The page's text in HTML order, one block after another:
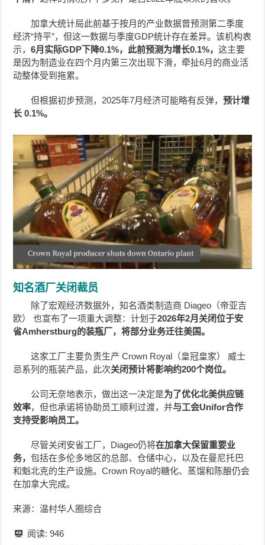
加拿大统计局此前基于按月的产业数据曾预测第二季度
经济“持平”，但这一数据与季度GDP统计存在差异。该机构表
示，6月实际GDP下降0.1%，此前预测为增长0.1%，这主要
是因为制造业在四个月内第三次出现下滑，牵扯6月的商业活
动整体受到拖累。
但根据初步预测，2025年7月经济可能略有反弹，预计增
长 0.1%。
知名酒厂关闭裁员
除了宏观经济数据外，知名酒类制造商 Diageo（帝亚吉
欧） 也宣布了一项重大调整：计划于2026年2月关闭位于安
省Amherstburg的装瓶厂，将部分业务迁往美国。
这家工厂主要负责生产 Crown Royal（皇冠皇家） 威士
忌系列的瓶装产品，此次关闭预计将影响约200个岗位。
公司无奈地表示，做出这一决定是为了优化北美供应链
效率，但也承诺将协助员工顺利过渡，并与工会Unifor合作
支持受影响员工。
尽管关闭安省工厂，Diageo仍将在加拿大保留重要业
务，包括在多伦多地区的总部、仓储中心，以及在曼尼托巴
和魁北克的生产设施。Crown Royal的糖化、蒸馏和陈酿仍会
在加拿大完成。
来源：温村华人圈综合
阅读: 946